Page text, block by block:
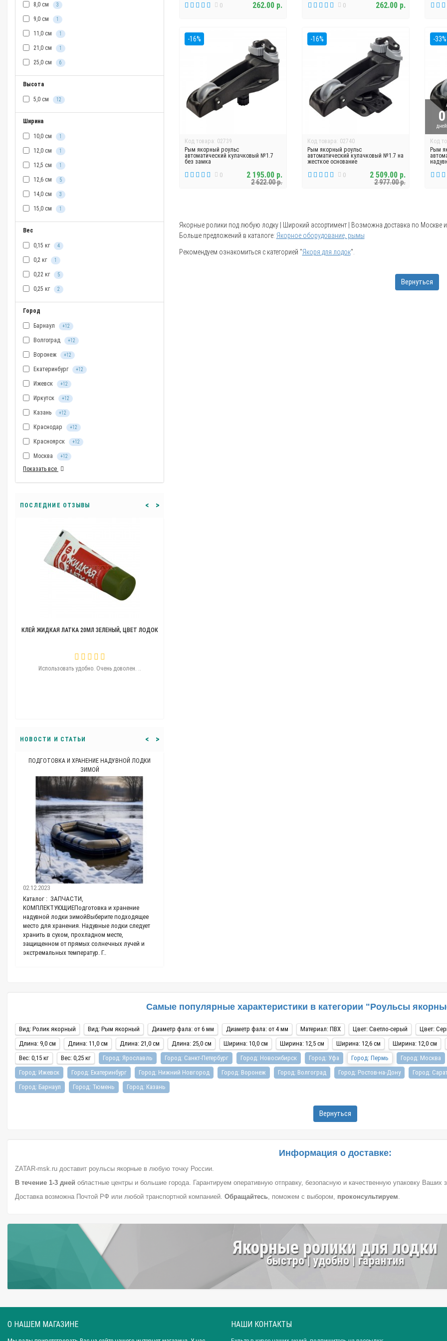
8,0 см 3
9,0 см 1
11,0 см 1
21,0 см 1
25,0 см 6
Высота
5,0 см 12
Ширина
10,0 см 1
12,0 см 1
12,5 см 1
12,6 см 5
14,0 см 3
15,0 см 1
Вес
0,15 кг 4
0,2 кг 1
0,22 кг 5
0,25 кг 2
Город
Барнаул +12
Волгоград +12
Воронеж +12
Екатеринбург +12
Ижевск +12
Иркутск +12
Казань +12
Краснодар +12
Красноярск +12
Москва +12
Показать все
ПОСЛЕДНИЕ ОТЗЫВЫ
КЛЕЙ ЖИДКАЯ ЛАТКА 20МЛ ЗЕЛЕНЫЙ, ЦВЕТ ЛОДОК
Использовать удобно. Очень доволен. ..
< >
НОВОСТИ И СТАТЬИ
ПОДГОТОВКА И ХРАНЕНИЕ НАДУВНОЙ ЛОДКИ
ЗИМОЙ
02.12.2023
Каталог : ЗАПЧАСТИ,
КОМПЛЕКТУЮЩИЕПодготовка и хранение
надувной лодки зимойВыберите подходящее
место для хранения. Надувные лодки следует
хранить в сухом, прохладном месте,
защищенном от прямых солнечных лучей и
экстремальных температур. Г..
< >
0 262.00 р. 0 262.00 р.
-16%
Код товара: 02739
Рым якорный роульс
автоматический кулачковый №1.7
без замка
0
2 622.00 р.
2 195.00 р.
-16%
Код товара: 02740
Рым якорный роульс
автоматический кулачковый №1.7 на
жесткое основание
0
2 977.00 р.
2 509.00 р.
-33%
0
дней
Код
Рым
Якорные ролики под любую лодку | Широкий ассортимент | Возможна доставка по Москве
Больше предложений в каталоге: Якорное оборудование, рымы
Рекомендуем ознакомиться с категорией "Якоря для лодок".
Вернуться
Самые популярные характеристики в категории "Роульсы
Вид: Ролик якорный Вид: Рым якорный Диаметр фала: от 6 мм Диаметр фала: от 4 мм Материал: ПВХ Цвет: Светло-серый Цвет:
Длина: 9,0 см
Длина: 11,0 см Длина: 21,0 см Длина: 25,0 см Ширина: 10,0 см Ширина: 12,5 см Ширина: 12,6 см Ширина: 12,0 см
Вес: 0,15 кг
Вес: 0,25 кг Город: Ярославль Город: Санкт-Петербург Город: Новосибирск Город: Уфа Город: Пермь Город: Москва
Город: Ижевск
Город: Екатеринбург Город: Нижний Новгород Город: Воронеж Город: Волгоград Город: Ростов-на-Дону Город:
Город: Барнаул
Город: Тюмень Город: Казань
Вернуться
Информация о доставке:
ZATAR-msk.ru доставит роульсы якорные в любую точку России.
В течение 1-3 дней областные центры и большие города. Гарантируем оперативную отправку, безопасную и качественную упаковку Ваших
Доставка возможна Почтой РФ или любой транспортной компанией. Обращайтесь , поможем с выбором, проконсультируем
Якорные ролики для лодки
быстро | удобно | гарантия
О НАШЕМ МАГАЗИНЕ НАШИ КОНТАКТЫ